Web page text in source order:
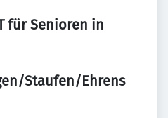
für Senioren in
Staufen/Ehrens